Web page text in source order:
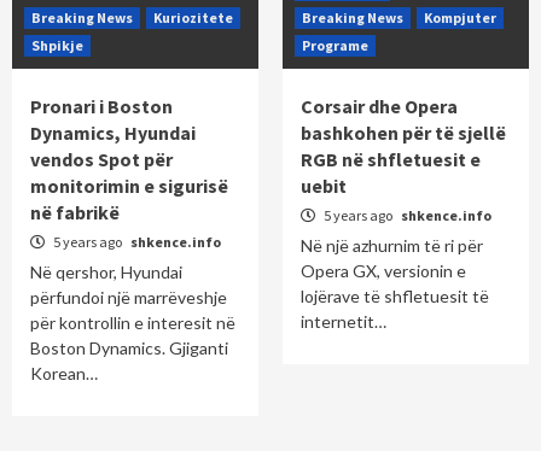
Breaking News
Kuriozitete
Shpikje
Pronari i Boston
Dynamics, Hyundai
vendos Spot për
monitorimin e sigurisë
në fabrikë
5 years ago shkence.info
Në qershor, Hyundai
përfundoi një marrëveshje
për kontrollin e interesit në
Boston Dynamics. Gjiganti
Korean…
Breaking News
Kompjuter
Programe
Corsair dhe Opera
bashkohen për të sjellë
RGB në shfletuesit e
uebit
5 years ago shkence.info
Në një azhurnim të ri për
Opera GX, versionin e
lojërave të shfletuesit të
internetit…